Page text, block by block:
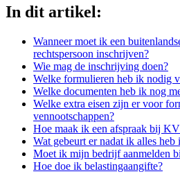
In dit artikel:
Wanneer moet ik een
rechtspersoon inschrijven?
Wie mag de inschrijving doen?
Welke formulieren heb ik nodig
Welke documenten heb ik nog
Welke extra eisen zijn er voor
vennootschappen?
Hoe maak ik een afspraak bij
Wat gebeurt er nadat ik alles
Moet ik mijn bedrijf aanmelden
Hoe doe ik belastingaangifte?